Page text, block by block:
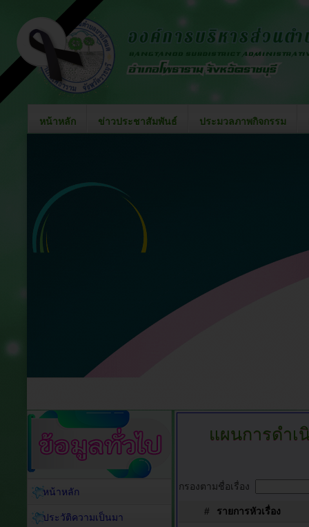
หน้าหลัก ข่าวประชาสัมพันธ์ ประมวลภาพกิจกรรม
แผนการดำเ
กรองตามชื่อเรื่อง
#
รายการหัวเรื่อง
หน้าหลัก
ประวัติความเป็นมา